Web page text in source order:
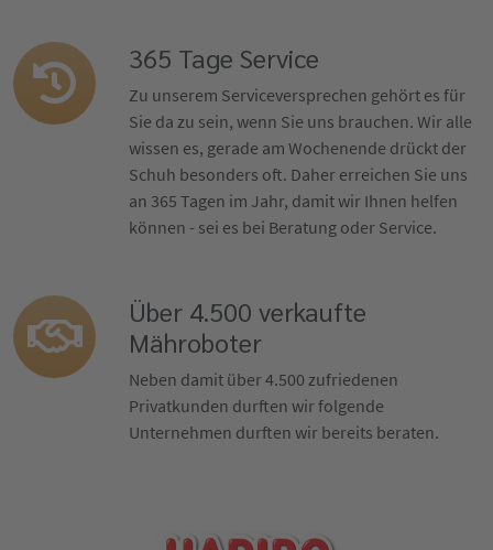
365 Tage Service
Zu unserem Serviceversprechen gehört es für
Sie da zu sein, wenn Sie uns brauchen. Wir alle
wissen es, gerade am Wochenende drückt der
Schuh besonders oft. Daher erreichen Sie uns
an 365 Tagen im Jahr, damit wir Ihnen helfen
können - sei es bei Beratung oder Service.
Über 4.500 verkaufte
Mähroboter
Neben damit über 4.500 zufriedenen
Privatkunden durften wir folgende
Unternehmen durften wir bereits beraten.